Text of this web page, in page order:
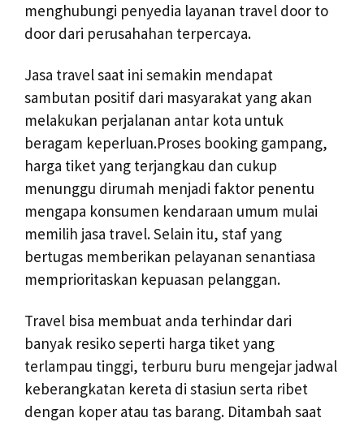
menghubungi penyedia layanan travel door to
door dari perusahahan terpercaya.
Jasa travel saat ini semakin mendapat
sambutan positif dari masyarakat yang akan
melakukan perjalanan antar kota untuk
beragam keperluan.Proses booking gampang,
harga tiket yang terjangkau dan cukup
menunggu dirumah menjadi faktor penentu
mengapa konsumen kendaraan umum mulai
memilih jasa travel. Selain itu, staf yang
bertugas memberikan pelayanan senantiasa
memprioritaskan kepuasan pelanggan.
Travel bisa membuat anda terhindar dari
banyak resiko seperti harga tiket yang
terlampau tinggi, terburu buru mengejar jadwal
keberangkatan kereta di stasiun serta ribet
dengan koper atau tas barang. Ditambah saat